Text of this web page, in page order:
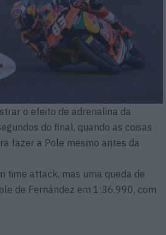
o efeito de adrenalina da
do final, quando as coisas
fazer a Pole mesmo antes da
time attack, mas uma queda de
de Fernández em 1:36.990, com